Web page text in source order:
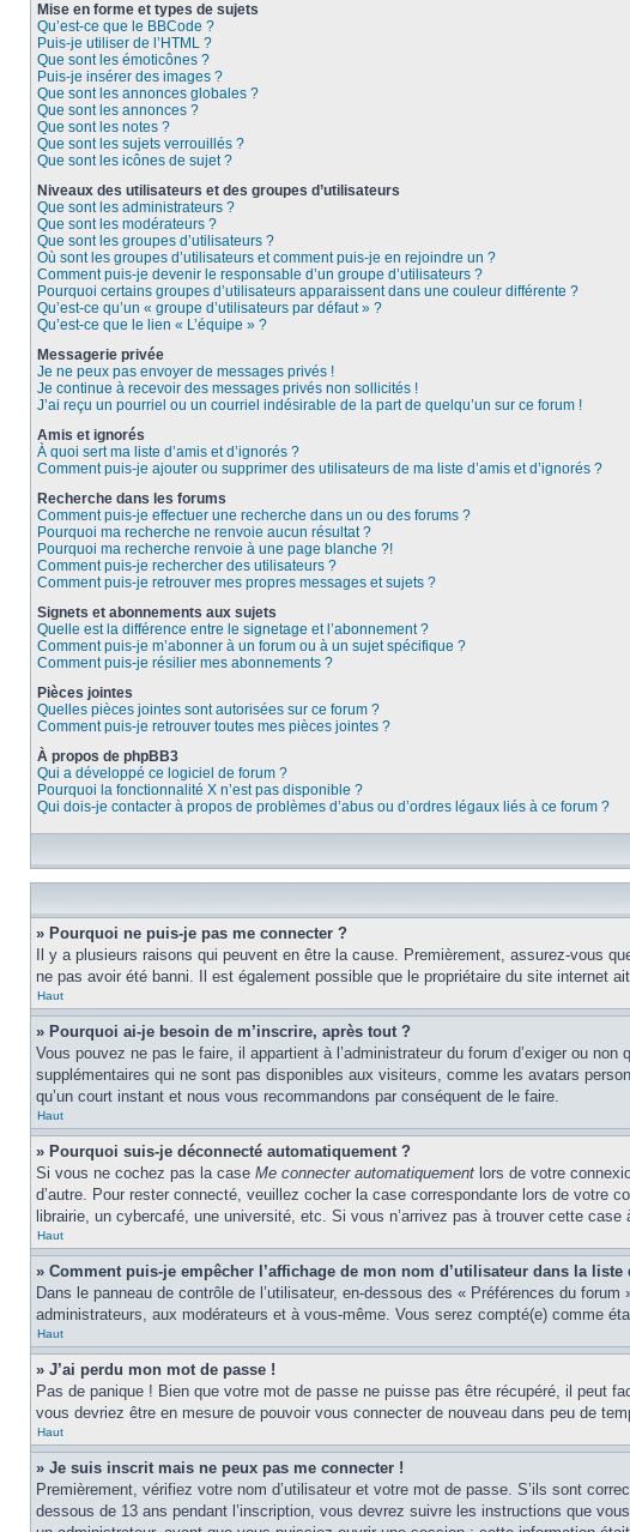
Mise en forme et types de sujets
Qu’est-ce que le BBCode ?
Puis-je utiliser de l’HTML ?
Que sont les émoticônes ?
Puis-je insérer des images ?
Que sont les annonces globales ?
Que sont les annonces ?
Que sont les notes ?
Que sont les sujets verrouillés ?
Que sont les icônes de sujet ?
Niveaux des utilisateurs et des groupes d’utilisateurs
Que sont les administrateurs ?
Que sont les modérateurs ?
Que sont les groupes d’utilisateurs ?
Où sont les groupes d’utilisateurs et comment puis-je en rejoindre un ?
Comment puis-je devenir le responsable d’un groupe d’utilisateurs ?
Pourquoi certains groupes d’utilisateurs apparaissent dans une couleur différente ?
Qu’est-ce qu’un « groupe d’utilisateurs par défaut » ?
Qu’est-ce que le lien « L’équipe » ?
Messagerie privée
Je ne peux pas envoyer de messages privés !
Je continue à recevoir des messages privés non sollicités !
J’ai reçu un pourriel ou un courriel indésirable de la part de quelqu’un sur ce forum !
Amis et ignorés
À quoi sert ma liste d’amis et d’ignorés ?
Comment puis-je ajouter ou supprimer des utilisateurs de ma liste d’amis et d’ignorés ?
Recherche dans les forums
Comment puis-je effectuer une recherche dans un ou des forums ?
Pourquoi ma recherche ne renvoie aucun résultat ?
Pourquoi ma recherche renvoie à une page blanche ?!
Comment puis-je rechercher des utilisateurs ?
Comment puis-je retrouver mes propres messages et sujets ?
Signets et abonnements aux sujets
Quelle est la différence entre le signetage et l’abonnement ?
Comment puis-je m’abonner à un forum ou à un sujet spécifique ?
Comment puis-je résilier mes abonnements ?
Pièces jointes
Quelles pièces jointes sont autorisées sur ce forum ?
Comment puis-je retrouver toutes mes pièces jointes ?
À propos de phpBB3
Qui a développé ce logiciel de forum ?
Pourquoi la fonctionnalité X n’est pas disponible ?
Qui dois-je contacter à propos de problèmes d’abus ou d’ordres légaux liés à ce forum ?
» Pourquoi ne puis-je pas me connecter ?
Il y a plusieurs raisons qui peuvent en être la cause. Premièrement, assurez-vous
ne pas avoir été banni. Il est également possible que le propriétaire du site internet
Haut
» Pourquoi ai-je besoin de m’inscrire, après tout ?
Vous pouvez ne pas le faire, il appartient à l’administrateur du forum d’exiger ou
supplémentaires qui ne sont pas disponibles aux visiteurs, comme les avatars
qu’un court instant et nous vous recommandons par conséquent de le faire.
Haut
» Pourquoi suis-je déconnecté automatiquement ?
Si vous ne cochez pas la case Me connecter automatiquement lors de votre
d’autre. Pour rester connecté, veuillez cocher la case correspondante lors de votre
librairie, un cybercafé, une université, etc. Si vous n’arrivez pas à trouver cette
Haut
» Comment puis-je empêcher l’affichage de mon nom d’utilisateur dans la
Dans le panneau de contrôle de l’utilisateur, en-dessous des « Préférences du forum
administrateurs, aux modérateurs et à vous-même. Vous serez compté(e) comme
Haut
» J’ai perdu mon mot de passe !
Pas de panique ! Bien que votre mot de passe ne puisse pas être récupéré, il peut
vous devriez être en mesure de pouvoir vous connecter de nouveau dans peu de
Haut
» Je suis inscrit mais ne peux pas me connecter !
Premièrement, vérifiez votre nom d’utilisateur et votre mot de passe. S’ils sont
dessous de 13 ans pendant l’inscription, vous devrez suivre les instructions que